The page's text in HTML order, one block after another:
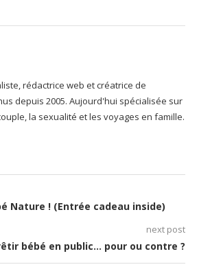
rédactrice web et créatrice de
depuis 2005. Aujourd'hui spécialisée sur
la sexualité et les voyages en famille.
Nature ! (Entrée cadeau inside)
next post
bébé en public… pour ou contre ?